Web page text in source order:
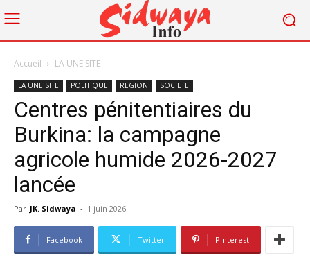
Accueil LA UNE SITE
LA UNE SITE POLITIQUE REGION SOCIETE
Centres pénitentiaires du
Burkina: la campagne
agricole humide 2026-2027
lancée
Par JK. Sidwaya - 1 juin 2026
Facebook Twitter Pinterest